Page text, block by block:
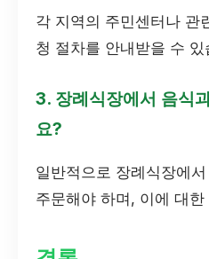
각 지역의 주민센터나 관
청 절차를 안내받을 수 있
3. 장례식장에서 음식
요?
일반적으로 장례식장에
주문해야 하며, 이에 대